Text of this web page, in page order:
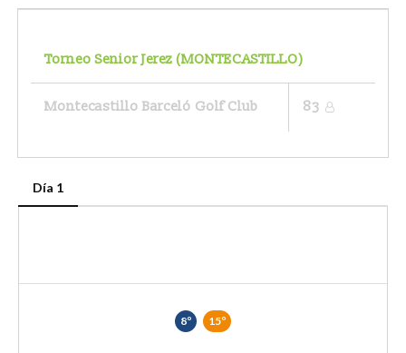
Torneo Senior Jerez (MONTECASTILLO)
Montecastillo Barceló Golf Club 83
Día 1
8º 15º